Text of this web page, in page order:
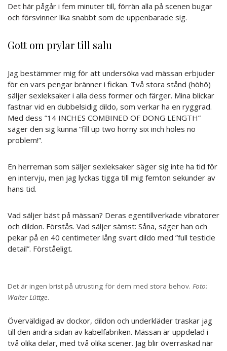
Det här pågår i fem minuter till, förrän alla på scenen bugar
och försvinner lika snabbt som de uppenbarade sig.
Gott om prylar till salu
Jag bestämmer mig för att undersöka vad mässan erbjuder
för en vars pengar bränner i fickan. Två stora stånd (höhö)
säljer sexleksaker i alla dess former och färger. Mina blickar
fastnar vid en dubbelsidig dildo, som verkar ha en ryggrad.
Med dess ”14 INCHES COMBINED OF DONG LENGTH”
säger den sig kunna ”fill up two horny six inch holes no
problem!”.
En herreman som säljer sexleksaker säger sig inte ha tid för
en intervju, men jag lyckas tigga till mig femton sekunder av
hans tid.
Vad säljer bäst på mässan? Deras egentillverkade vibratorer
och dildon. Förstås. Vad säljer sämst: Såna, säger han och
pekar på en 40 centimeter lång svart dildo med ”full testicle
detail”. Förståeligt.
Det är ingen brist på utrusting för dem med stora behov. Foto:
Walter Lüttge.
Överväldigad av dockor, dildon och underkläder traskar jag
till den andra sidan av kabelfabriken. Mässan är uppdelad i
två olika delar, med två olika scener. Jag blir överraskad när